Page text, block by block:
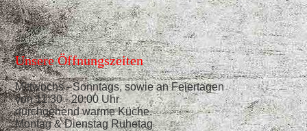
Unsere Öffnungszeiten
Mittwochs - Sonntags, sowie an Feiertagen
von 11:30 - 20:00 Uhr
durchgehend warme Küche.
Montag & Dienstag Ruhetag